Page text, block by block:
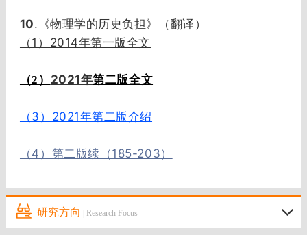
10.《物理学的历史负担》（翻译）
（1）2014年第一版全文
（2） 2021年第二版全文
（3）2021年第二版介绍
（4）第二版续（185-203）
研究方向 | Research Focus